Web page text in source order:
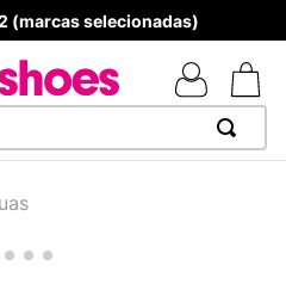
(marcas selecionadas)